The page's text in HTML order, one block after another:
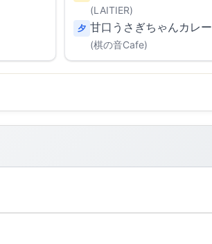
(LAITIER)
夕 甘口うさぎちゃんカレー
(棋の音Cafe)